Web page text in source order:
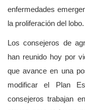
enfermedades
la proliferación del lobo.
Los consejeros de
han reunido hoy por
que avance en una
modificar el Plan
consejeros trabajan